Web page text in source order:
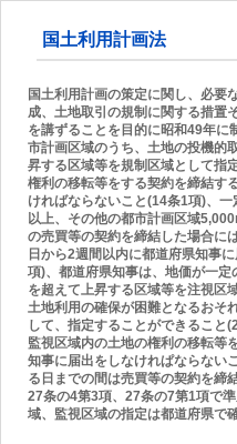
キ
ッ
プ
国土利用計画法
国土利用計画の策定に関し、必要
成、土地取引の規制に関する措置
を講ずることを目的に昭和49年に
市計画区域のうち、土地の投機的
昇する区域等を規制区域として指
権利の移転等をする契約を締結す
ければならないこと(14条1項)、
以上、その他の都市計画区域
の売買等の契約を締結した場合に
日から2週間以内に都道府県知事
項)、都道府県知事は、地価が一
を超えて上昇する区域等を注視区
土地利用の確保が困難となるおそ
して、指定することができるこ
監視区域内の土地の権利の移転等
知事に届出をしなけれぱならない
る日までの間は売買等の契約を締
27条の4第3項、27条の7第1項で
域、監視区域の指定は都道府県で